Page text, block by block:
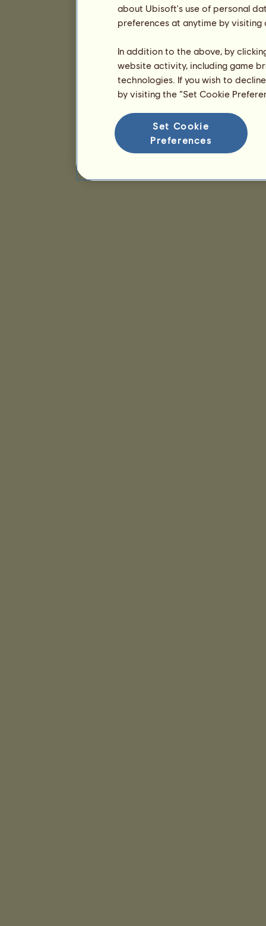
about Ubisoft's use of personal
preferences at anytime by
In addition to the above, by
website activity, including game
technologies. If you wish to
by visiting the “Set Cookie
Set Cookie
Preferences